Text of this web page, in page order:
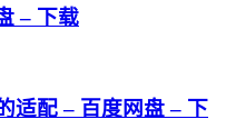
– 下载
适配 – 百度网盘 – 下